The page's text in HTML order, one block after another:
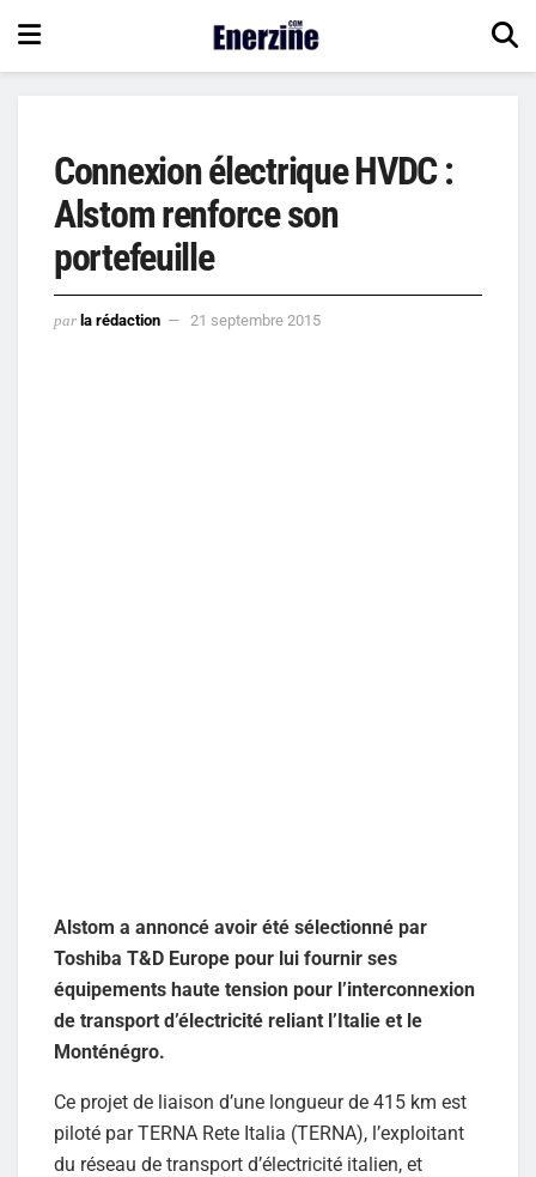
Connexion électrique HVDC :
Alstom renforce son
portefeuille
par la rédaction 21 septembre 2015
Alstom a annoncé avoir été sélectionné par
Toshiba T&D Europe pour lui fournir ses
équipements haute tension pour l’interconnexion
de transport d’électricité reliant l’Italie et le
Monténégro.
Ce projet de liaison d’une longueur de 415 km est
piloté par TERNA Rete Italia (TERNA), l’exploitant
du réseau de transport d’électricité italien, et